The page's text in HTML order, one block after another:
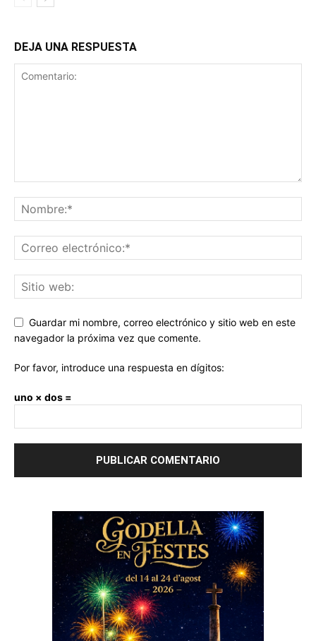
DEJA UNA RESPUESTA
Guardar mi nombre, correo electrónico y sitio web en este
navegador la próxima vez que comente.
Por favor, introduce una respuesta en dígitos:
uno × dos =